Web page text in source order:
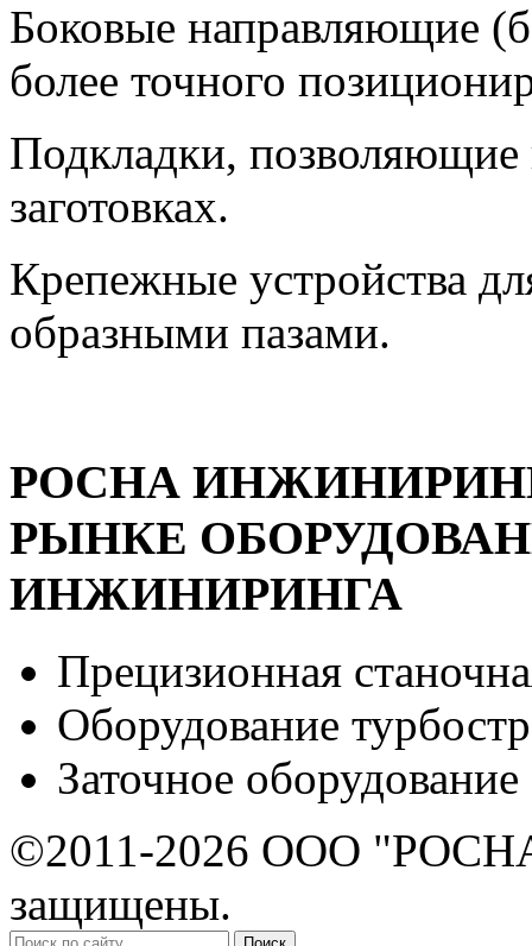
Боковые направляющие
более точного
Подкладки, позволяющие
заготовках.
Крепежные устройства
образными пазами.
РОСНА
РЫНКЕ
ИНЖИНИРИНГА
Прецизионная
Оборудование
Заточное оборудование
©2011-2026 ООО
защищены.